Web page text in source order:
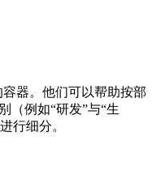
器。他们可以帮助按部
（例如“研发”与“生
行细分。